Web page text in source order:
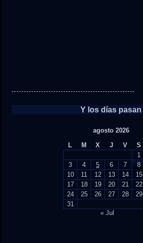
Y los días pasan
agosto 2026
L
M X J V S
1
3
4 5 6 7 8
10
11 12 13 14 15
17
18 19 20 21 22
24
25 26 27 28 29
31
« Jul